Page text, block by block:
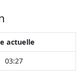
actuelle
03:27